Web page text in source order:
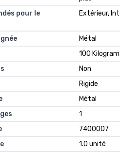
pour le
Extérieur,
Métal
100
Non
Rigide
Métal
1
7400007
1.0 unité